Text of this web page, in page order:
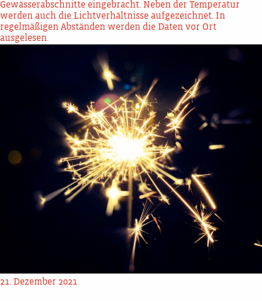
Gewässerabschnitte eingebracht. Neben der Temperatur
werden auch die Lichtverhältnisse aufgezeichnet. In
regelmäßigen Abständen werden die Daten vor Ort
ausgelesen.
21. Dezember 2021